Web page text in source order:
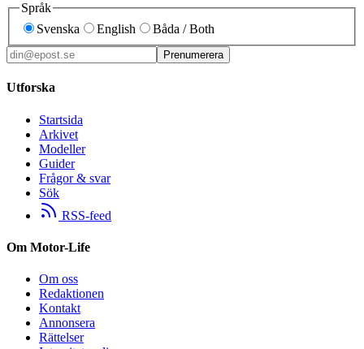
Språk
Svenska
English Båda / Both
Prenumerera
Utforska
Startsida
Arkivet
Modeller
Guider
Frågor & svar
Sök
RSS-feed
Om Motor-Life
Om oss
Redaktionen
Kontakt
Annonsera
Rättelser